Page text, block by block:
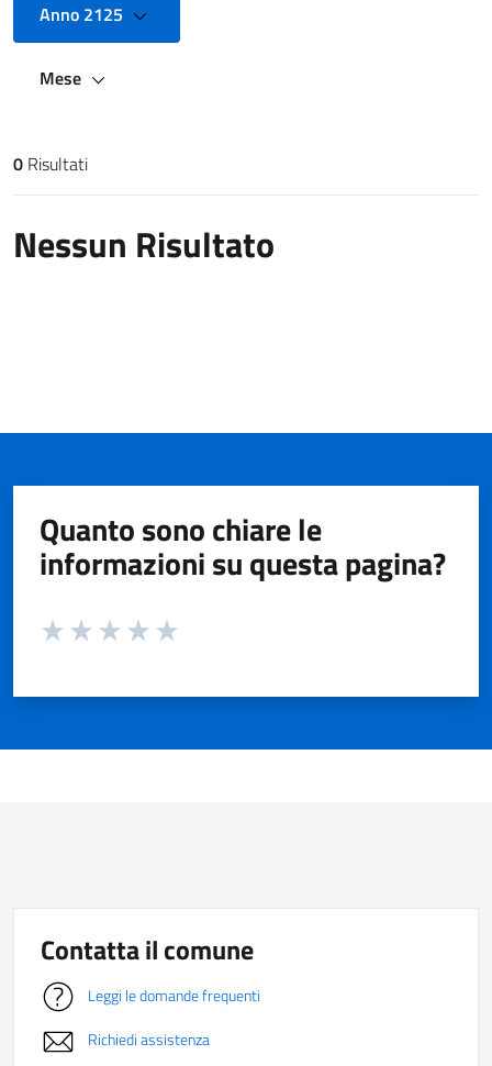
Anno 2125
Mese
Risultati di ricerca
0 Risultati
Nessun Risultato
Quanto sono chiare le
informazioni su questa pagina?
Valuta da 1 a 5 stelle la pagina
Contatta il comune
Leggi le domande frequenti
Richiedi assistenza